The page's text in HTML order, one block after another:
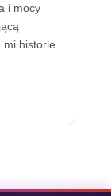
i mocy
mi historie